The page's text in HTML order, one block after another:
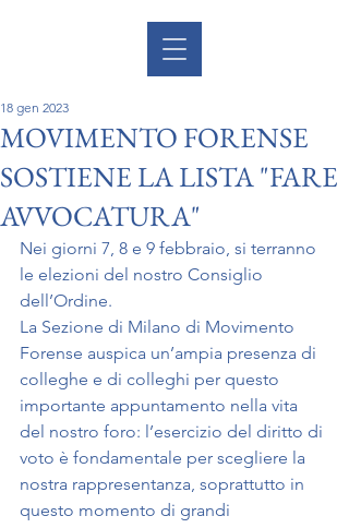
MOVIMENTO FORENSE
SOSTIENE LA LISTA "FARE
AVVOCATURA"
18 gen 2023
Nei giorni 7, 8 e 9 febbraio, si terranno
le elezioni del nostro Consiglio
dell’Ordine.
La Sezione di Milano di Movimento
Forense auspica un’ampia presenza di
colleghe e di colleghi per questo
importante appuntamento nella vita
del nostro foro: l’esercizio del diritto di
voto è fondamentale per scegliere la
nostra rappresentanza, soprattutto in
questo momento di grandi